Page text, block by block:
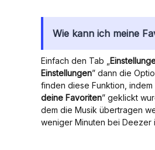
Wie kann ich meine
Einfach den Tab „
Einstellungen” dann die
finden diese Funktion, indem
deine Favoriten” geklickt
dem die Musik übertragen
weniger Minuten bei Deezer